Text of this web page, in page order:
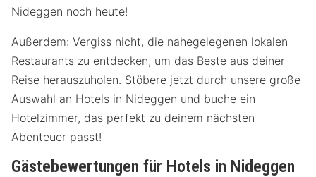
Nideggen noch heute!
Außerdem: Vergiss nicht, die nahegelegenen lokalen
Restaurants zu entdecken, um das Beste aus deiner
Reise herauszuholen. Stöbere jetzt durch unsere große
Auswahl an Hotels in Nideggen und buche ein
Hotelzimmer, das perfekt zu deinem nächsten
Abenteuer passt!
Gästebewertungen für Hotels in Nideggen